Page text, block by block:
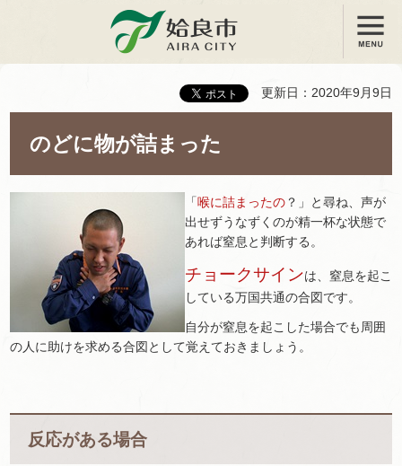
姶良市 メニュー
更新日：2020年9月9日
のどに物が詰まった
「喉に詰まったの ？」と尋ね、声が
出せずうなずくのが精一杯な状態で
あれば窒息と判断する。
チョークサインは、窒息を起こ
している万国共通の合図です。
自分が窒息を起こした場合でも周囲
の人に助けを求める合図として覚えておきましょう。
反応がある場合